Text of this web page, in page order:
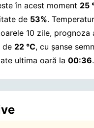
în acest moment 25
de 53%.
10 zile, prognoza
de 22 °C, cu șanse
ultima oară la00:36.